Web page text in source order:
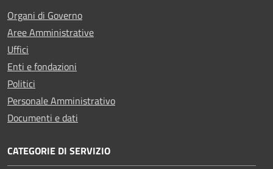
Organi di Governo
Aree Amministrative
Uffici
Enti e fondazioni
Politici
Personale Amministrativo
Documenti e dati
CATEGORIE DI SERVIZIO